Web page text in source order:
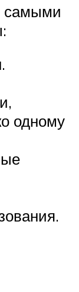
самыми
одному